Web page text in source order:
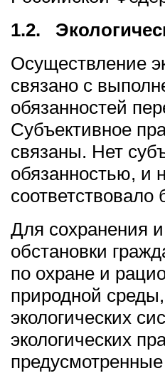
1.2.
Осуществление
связано с
обязанностей
Субъективное
связаны. Нет
обязанностью, и
соответствовало
Для сохранения
обстановки
по охране и
природной
экологических
экологических